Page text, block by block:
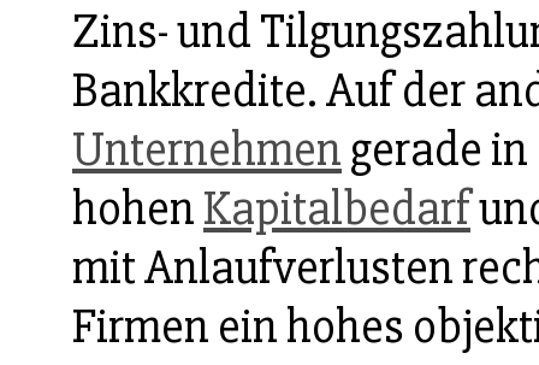
Zins- und
Bankkredite. Auf der
Unternehmengerade
hohenKapitalbedarf
mit Anlaufverlusten
Firmen ein hohes